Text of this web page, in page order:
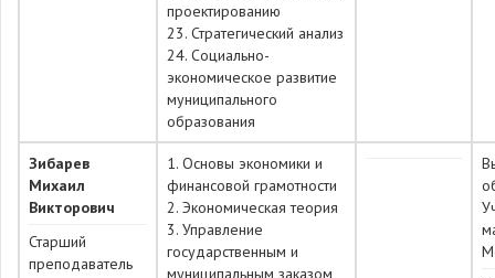
проектированию
23. Стратегический анализ
24. Социально-
экономическое развитие
муниципального
образования
Зибарев
Михаил
Викторович
Старший
преподаватель
1. Основы экономики и
финансовой грамотности
2. Экономическая теория
3. Управление
государственным и
муниципальным заказом